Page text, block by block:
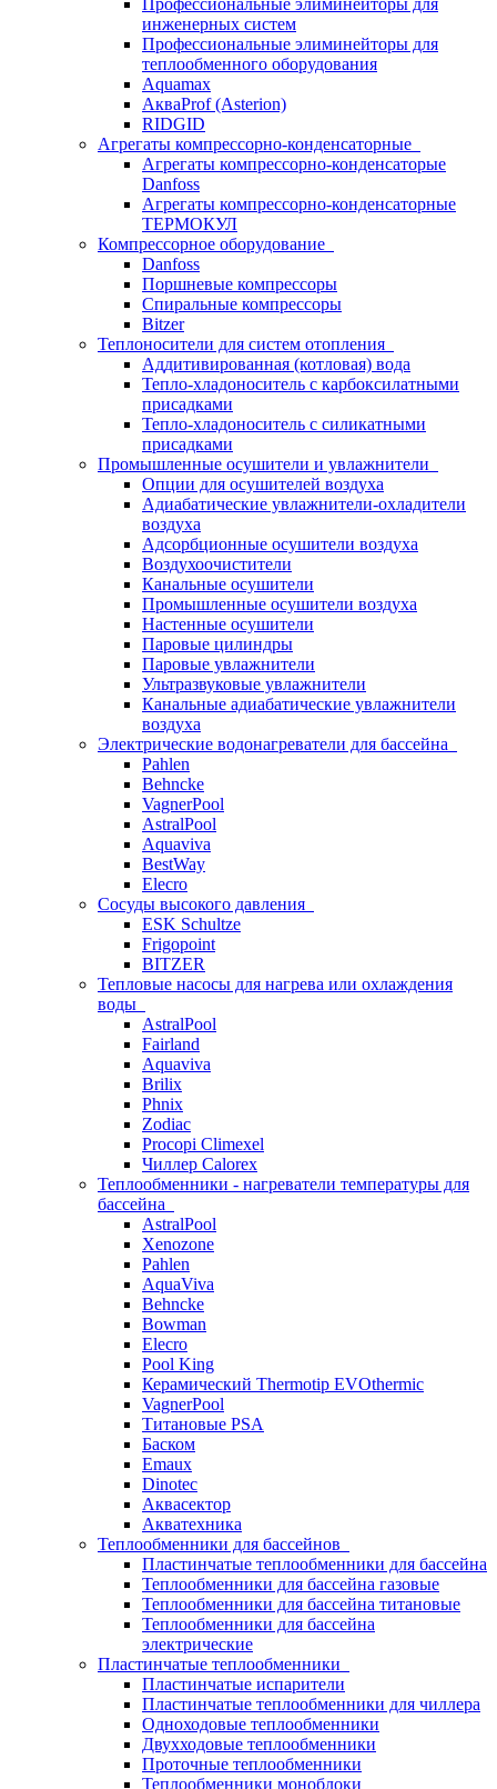
Профессиональные элиминейторы для
инженерных систем
Профессиональные элиминейторы для
теплообменного оборудования
Aquamax
АкваProf (Asterion)
RIDGID
Агрегаты компрессорно-конденсаторные
Агрегаты компрессорно-конденсаторые
Danfoss
Агрегаты компрессорно-конденсаторные
ТЕРМОКУЛ
Компрессорное оборудование
Danfoss
Поршневые компрессоры
Спиральные компрессоры
Bitzer
Теплоносители для систем отопления
Аддитивированная (котловая) вода
Тепло-хладоноситель с карбоксилатными
присадками
Тепло-хладоноситель с силикатными
присадками
Промышленные осушители и увлажнители
Опции для осушителей воздуха
Адиабатические увлажнители-охладители
воздуха
Адсорбционные осушители воздуха
Воздухоочистители
Канальные осушители
Промышленные осушители воздуха
Настенные осушители
Паровые цилиндры
Паровые увлажнители
Ультразвуковые увлажнители
Канальные адиабатические увлажнители
воздуха
Электрические водонагреватели для бассейна
Pahlen
Behncke
VagnerPool
AstralPool
Aquaviva
BestWay
Elecro
Сосуды высокого давления
ESK Schultze
Frigopoint
BITZER
Тепловые насосы для нагрева или охлаждения
воды
AstralPool
Fairland
Aquaviva
Brilix
Phnix
Zodiac
Procopi Climexel
Чиллер Calorex
Теплообменники - нагреватели температуры для
бассейна
AstralPool
Xenozone
Pahlen
AquaViva
Behncke
Bowman
Elecro
Pool King
Керамический Thermotip EVOthermic
VagnerPool
Титановые PSA
Баском
Emaux
Dinotec
Аквасектор
Акватехника
Теплообменники для бассейнов
Пластинчатые теплообменники для бассейна
Теплообменники для бассейна газовые
Теплообменники для бассейна титановые
Теплообменники для бассейна
электрические
Пластинчатые теплообменники
Пластинчатые испарители
Пластинчатые теплообменники для чиллера
Одноходовые теплообменники
Двухходовые теплообменники
Проточные теплообменники
Теплообменники моноблоки